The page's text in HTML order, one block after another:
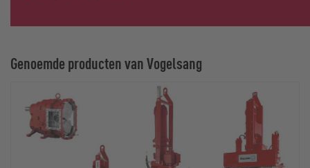
Genoemde producten van Vogelsang